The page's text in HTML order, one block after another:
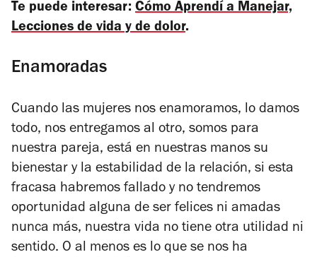
Te puede interesar: Cómo Aprendí a Manejar,
Lecciones de vida y de dolor.
Enamoradas
Cuando las mujeres nos enamoramos, lo damos
todo, nos entregamos al otro, somos para
nuestra pareja, está en nuestras manos su
bienestar y la estabilidad de la relación, si esta
fracasa habremos fallado y no tendremos
oportunidad alguna de ser felices ni amadas
nunca más, nuestra vida no tiene otra utilidad ni
sentido. O al menos es lo que se nos ha